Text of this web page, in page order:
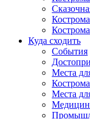
Куда сходить
События
Места
Места